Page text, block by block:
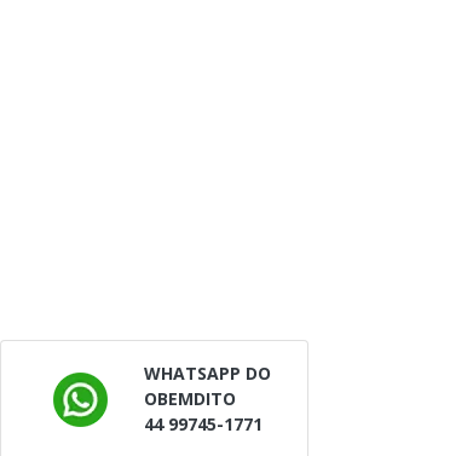
WHATSAPP DO
OBEMDITO
44 99745-1771